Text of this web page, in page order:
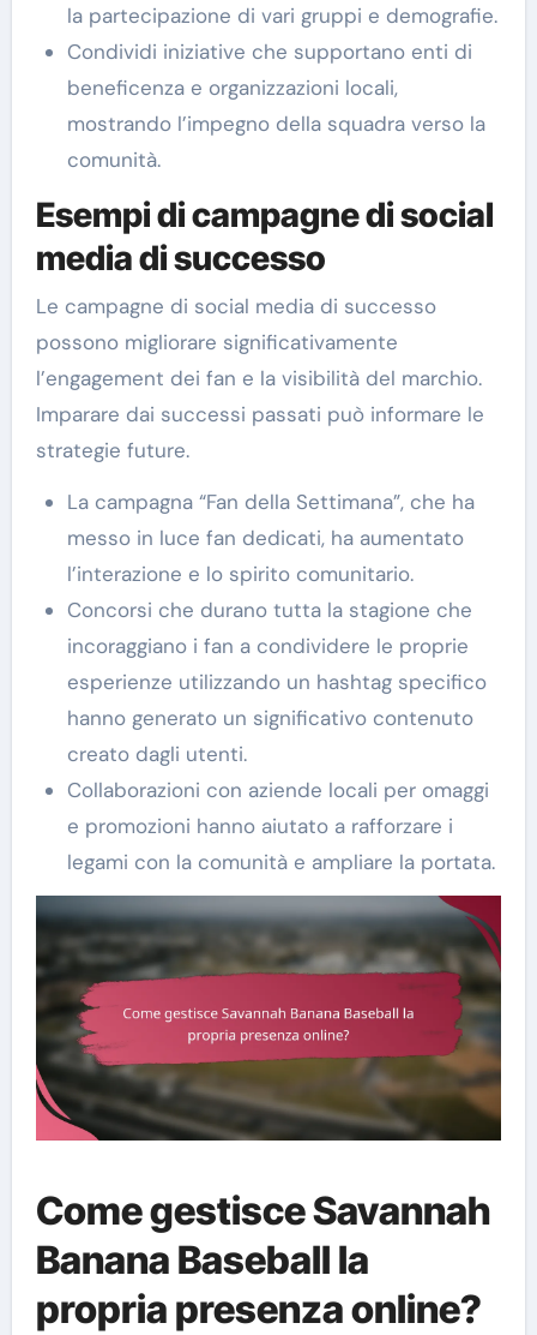
la partecipazione di vari gruppi e demografie.
Condividi iniziative che supportano enti di
beneficenza e organizzazioni locali,
mostrando l’impegno della squadra verso la
comunità.
Esempi di campagne di social
media di successo
Le campagne di social media di successo
possono migliorare significativamente
l’engagement dei fan e la visibilità del marchio.
Imparare dai successi passati può informare le
strategie future.
La campagna “Fan della Settimana”, che ha
messo in luce fan dedicati, ha aumentato
l’interazione e lo spirito comunitario.
Concorsi che durano tutta la stagione che
incoraggiano i fan a condividere le proprie
esperienze utilizzando un hashtag specifico
hanno generato un significativo contenuto
creato dagli utenti.
Collaborazioni con aziende locali per omaggi
e promozioni hanno aiutato a rafforzare i
legami con la comunità e ampliare la portata.
Come gestisce Savannah
Banana Baseball la
propria presenza online?